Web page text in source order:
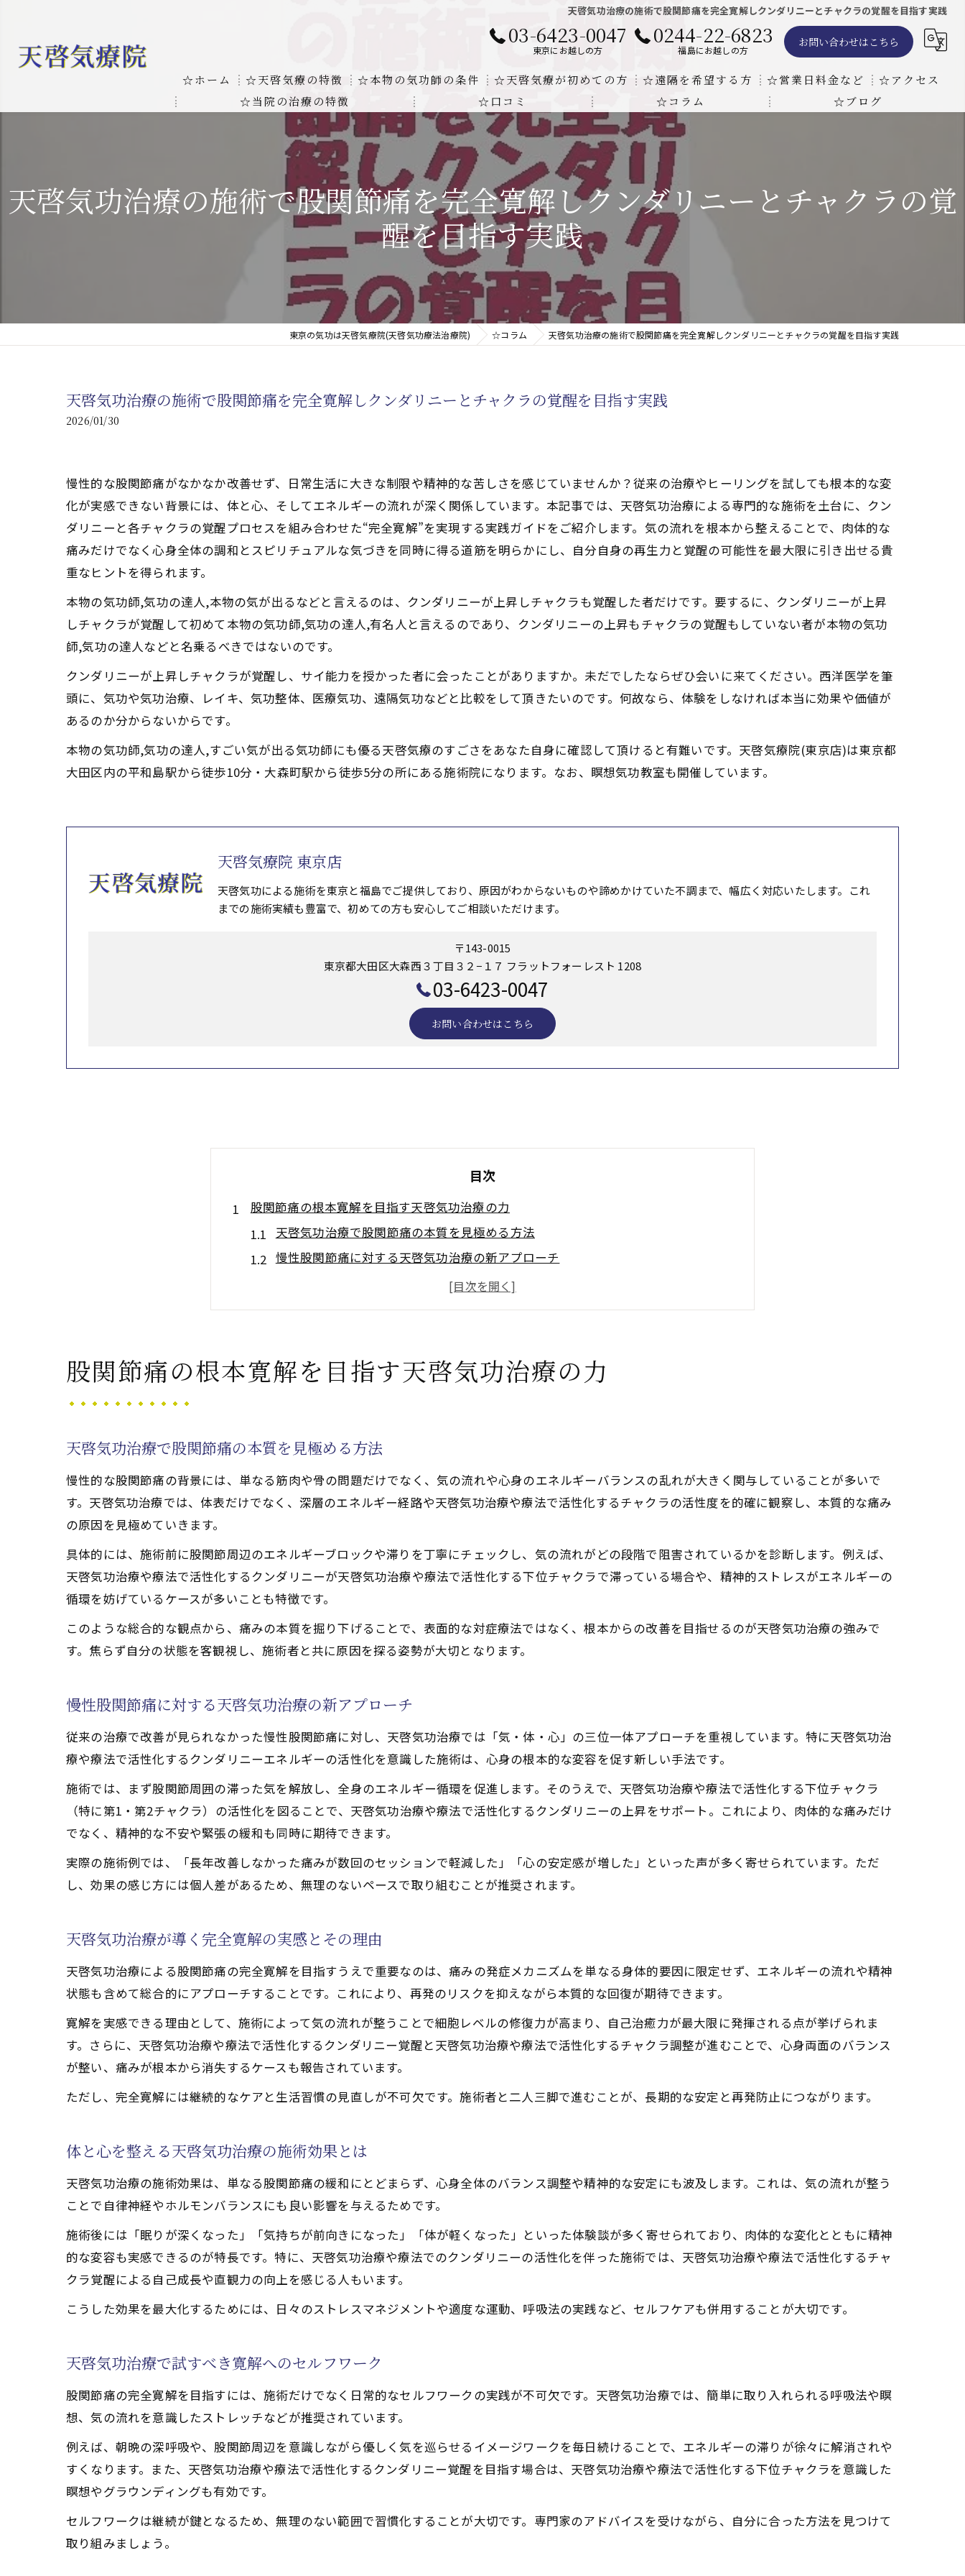
天啓気功治療の施術で股関節痛を完全寛解しクンダリニーとチャクラの覚醒を目指す実践
03-6423-0047
東京にお越しの方
0244-22-6823
福島にお越しの方
お問い合わせはこちら
☆ホーム ☆天啓気療の特徴
お客様の質問に対する回答
天啓気療に関する書籍
本物の気功師にも優るサイ能力の凄さ
気功治療や療法と天啓気療の違い
☆本物の気功師の条件
クンダリニーの上昇でチャクラの覚醒
☆天啓気療が初めての方 ☆遠隔を希望する方
遠隔気功ヒーリングで難病の克服の方法と効果
☆営業日料金など ☆アクセス
☆当院の治療の特徴
線維筋痛症が天啓気療により奇跡的な寛解
難病の疾患
難病治療に革命チャクラ覚醒サイ能力
肝臓疾患の原因と症状を解明及び緩解法
心臓の疾患
腎臓の疾患
☆口コミ ☆コラム ☆ブログ
天啓気功治療の施術で股関節痛を完全寛解しクンダリニーとチャクラの覚
醒を目指す実践
東京の気功は天啓気療院(天啓気功療法治療院) ☆コラム 天啓気功治療の施術で股関節痛を完全寛解しクンダリニーとチャクラの覚醒を目指す実践
天啓気功治療の施術で股関節痛を完全寛解しクンダリニーとチャクラの覚醒を目指す実践
2026/01/30
慢性的な股関節痛がなかなか改善せず、日常生活に大きな制限や精神的な苦しさを感じていませんか？従来の治療やヒーリングを試しても根本的な変
化が実感できない背景には、体と心、そしてエネルギーの流れが深く関係しています。本記事では、天啓気功治療による専門的な施術を土台に、クン
ダリニーと各チャクラの覚醒プロセスを組み合わせた“完全寛解”を実現する実践ガイドをご紹介します。気の流れを根本から整えることで、肉体的な
痛みだけでなく心身全体の調和とスピリチュアルな気づきを同時に得る道筋を明らかにし、自分自身の再生力と覚醒の可能性を最大限に引き出せる貴
重なヒントを得られます。
本物の気功師,気功の達人,本物の気が出るなどと言えるのは、クンダリニーが上昇しチャクラも覚醒した者だけです。要するに、クンダリニーが上昇
しチャクラが覚醒して初めて本物の気功師,気功の達人,有名人と言えるのであり、クンダリニーの上昇もチャクラの覚醒もしていない者が本物の気功
師,気功の達人などと名乗るべきではないのです。
クンダリニーが上昇しチャクラが覚醒し、サイ能力を授かった者に会ったことがありますか。未だでしたならぜひ会いに来てください。西洋医学を筆
頭に、気功や気功治療、レイキ、気功整体、医療気功、遠隔気功などと比較をして頂きたいのです。何故なら、体験をしなければ本当に効果や価値が
あるのか分からないからです。
本物の気功師,気功の達人,すごい気が出る気功師にも優る天啓気療のすごさをあなた自身に確認して頂けると有難いです。天啓気療院(東京店)は東京都
大田区内の平和島駅から徒歩10分・大森町駅から徒歩5分の所にある施術院になります。なお、瞑想気功教室も開催しています。
天啓気療院 東京店
天啓気功による施術を東京と福島でご提供しており、原因がわからないものや諦めかけていた不調まで、幅広く対応いたします。これ
までの施術実績も豊富で、初めての方も安心してご相談いただけます。
〒143-0015
東京都大田区大森西３丁目３２−１７ フラットフォーレスト 1208
03-6423-0047
お問い合わせはこちら
目次
股関節痛の根本寛解を目指す天啓気功治療の力
天啓気功治療で股関節痛の本質を見極める方法
慢性股関節痛に対する天啓気功治療の新アプローチ
天啓気功治療が導く完全寛解の実感とその理由
体と心を整える天啓気功治療の施術効果とは
天啓気功治療や療法で活性化するクンダリニー覚醒で変わる股関節痛との向き合い方
天啓気功治療と天啓気功治療や療法で活性化するクンダリニー覚醒の関係性を探る
天啓気功治療や療法で活性化するクンダリニーの上昇がもたらす精神的な癒し
股関節痛改善に役立つ天啓気功治療や療法で活性化するクンダリニー瞑想法
完全寛解へ導く天啓気功治療実践のポイント
完全寛解を目指すための実践的セルフケア方法
天啓気功治療の専門施術がもたらす深い変化
施術体験から学ぶ完全寛解のための心構え
天啓気功治療と呼吸法の組み合わせ効果
天啓気功治療や療法でのチャクラ活性化がもたらす心身のバランス回復術
天啓気功治療や療法で活性化するチャクラ調整が股関節痛に与える影響を考察
天啓気功治療と天啓気功治療や療法で活性化するチャクラの統合的アプローチ
心身のバランス回復に効く天啓気功治療や療法で活性化するチャクラ瞑想法
天啓気功治療や療法で活性化するチャクラの巡りと天啓気功治療の具体的な効果
天啓気功治療なら股関節痛の本質改善も夢じゃない
天啓気功治療で得られる根本改善の実体験に迫る
股関節痛の原因に対する天啓気功治療の視点
体験談から見る天啓気功治療の真の価値
本質改善に必要な天啓気功治療の継続方法
スピリチュアルな覚醒体験が股関節痛を癒すまで
天啓気功治療で感じるスピリチュアルな覚醒とは
天啓気功治療による精神的安定と痛みの調和
天啓気功治療や療法で活性化するクンダリニーと天啓気功治療の相乗効果を解説
覚醒プロセスの中での体と心の変化に注目
股関節痛の根本寛解を目指す天啓気功治療の力
天啓気功治療で股関節痛の本質を見極める方法
慢性的な股関節痛の背景には、単なる筋肉や骨の問題だけでなく、気の流れや心身のエネルギーバランスの乱れが大きく関与していることが多いで
す。天啓気功治療では、体表だけでなく、深層のエネルギー経路や天啓気功治療や療法で活性化するチャクラの活性度を的確に観察し、本質的な痛み
の原因を見極めていきます。
具体的には、施術前に股関節周辺のエネルギーブロックや滞りを丁寧にチェックし、気の流れがどの段階で阻害されているかを診断します。例えば、
天啓気功治療や療法で活性化するクンダリニーが天啓気功治療や療法で活性化する下位チャクラで滞っている場合や、精神的ストレスがエネルギーの
循環を妨げているケースが多いことも特徴です。
このような総合的な観点から、痛みの本質を掘り下げることで、表面的な対症療法ではなく、根本からの改善を目指せるのが天啓気功治療の強みで
す。焦らず自分の状態を客観視し、施術者と共に原因を探る姿勢が大切となります。
慢性股関節痛に対する天啓気功治療の新アプローチ
従来の治療で改善が見られなかった慢性股関節痛に対し、天啓気功治療では「気・体・心」の三位一体アプローチを重視しています。特に天啓気功治
療や療法で活性化するクンダリニーエネルギーの活性化を意識した施術は、心身の根本的な変容を促す新しい手法です。
施術では、まず股関節周囲の滞った気を解放し、全身のエネルギー循環を促進します。そのうえで、天啓気功治療や療法で活性化する下位チャクラ
（特に第1・第2チャクラ）の活性化を図ることで、天啓気功治療や療法で活性化するクンダリニーの上昇をサポート。これにより、肉体的な痛みだけ
でなく、精神的な不安や緊張の緩和も同時に期待できます。
実際の施術例では、「長年改善しなかった痛みが数回のセッションで軽減した」「心の安定感が増した」といった声が多く寄せられています。ただ
し、効果の感じ方には個人差があるため、無理のないペースで取り組むことが推奨されます。
天啓気功治療が導く完全寛解の実感とその理由
天啓気功治療による股関節痛の完全寛解を目指すうえで重要なのは、痛みの発症メカニズムを単なる身体的要因に限定せず、エネルギーの流れや精神
状態も含めて総合的にアプローチすることです。これにより、再発のリスクを抑えながら本質的な回復が期待できます。
寛解を実感できる理由として、施術によって気の流れが整うことで細胞レベルの修復力が高まり、自己治癒力が最大限に発揮される点が挙げられま
す。さらに、天啓気功治療や療法で活性化するクンダリニー覚醒と天啓気功治療や療法で活性化するチャクラ調整が進むことで、心身両面のバランス
が整い、痛みが根本から消失するケースも報告されています。
ただし、完全寛解には継続的なケアと生活習慣の見直しが不可欠です。施術者と二人三脚で進むことが、長期的な安定と再発防止につながります。
体と心を整える天啓気功治療の施術効果とは
天啓気功治療の施術効果は、単なる股関節痛の緩和にとどまらず、心身全体のバランス調整や精神的な安定にも波及します。これは、気の流れが整う
ことで自律神経やホルモンバランスにも良い影響を与えるためです。
施術後には「眠りが深くなった」「気持ちが前向きになった」「体が軽くなった」といった体験談が多く寄せられており、肉体的な変化とともに精神
的な変容も実感できるのが特長です。特に、天啓気功治療や療法でのクンダリニーの活性化を伴った施術では、天啓気功治療や療法で活性化するチャ
クラ覚醒による自己成長や直観力の向上を感じる人もいます。
こうした効果を最大化するためには、日々のストレスマネジメントや適度な運動、呼吸法の実践など、セルフケアも併用することが大切です。
天啓気功治療で試すべき寛解へのセルフワーク
股関節痛の完全寛解を目指すには、施術だけでなく日常的なセルフワークの実践が不可欠です。天啓気功治療では、簡単に取り入れられる呼吸法や瞑
想、気の流れを意識したストレッチなどが推奨されています。
例えば、朝晩の深呼吸や、股関節周辺を意識しながら優しく気を巡らせるイメージワークを毎日続けることで、エネルギーの滞りが徐々に解消されや
すくなります。また、天啓気功治療や療法で活性化するクンダリニー覚醒を目指す場合は、天啓気功治療や療法で活性化する下位チャクラを意識した
瞑想やグラウンディングも有効です。
セルフワークは継続が鍵となるため、無理のない範囲で習慣化することが大切です。専門家のアドバイスを受けながら、自分に合った方法を見つけて
取り組みましょう。